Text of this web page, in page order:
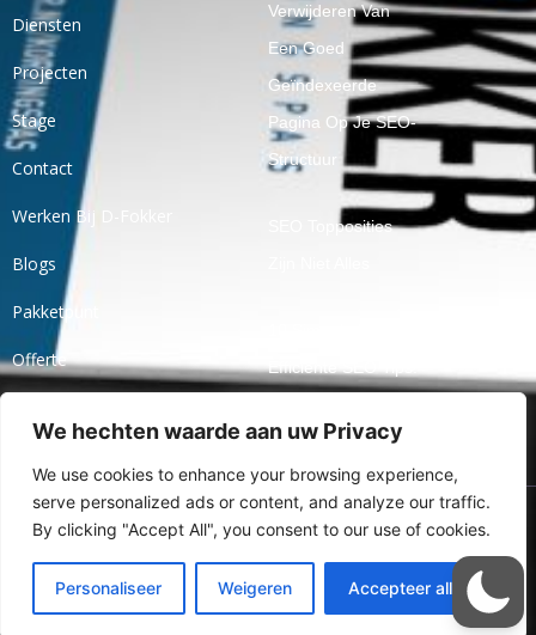
We hechten waarde aan uw Privacy
We use cookies to enhance your browsing experience,
serve personalized ads or content, and analyze our traffic.
By clicking "Accept All", you consent to our use of cookies.
Personaliseer Weigeren Accepteer alles
Diensten
Projecten
Stage
Contact
Werken Bij D-Fokker
Blogs
Pakketpunt
Offerte
Verwijderen Van
Een Goed
Geïndexeerde
Pagina Op Je SEO-
Structuur
SEO Topposities
Efficiënte SEO Tips!
Openbaar Praten
Over Jaarcijfers
Ⓒ 2024 Alle Rechten
Voorbehouden Aan Online
Marketingbureau D-Fokker